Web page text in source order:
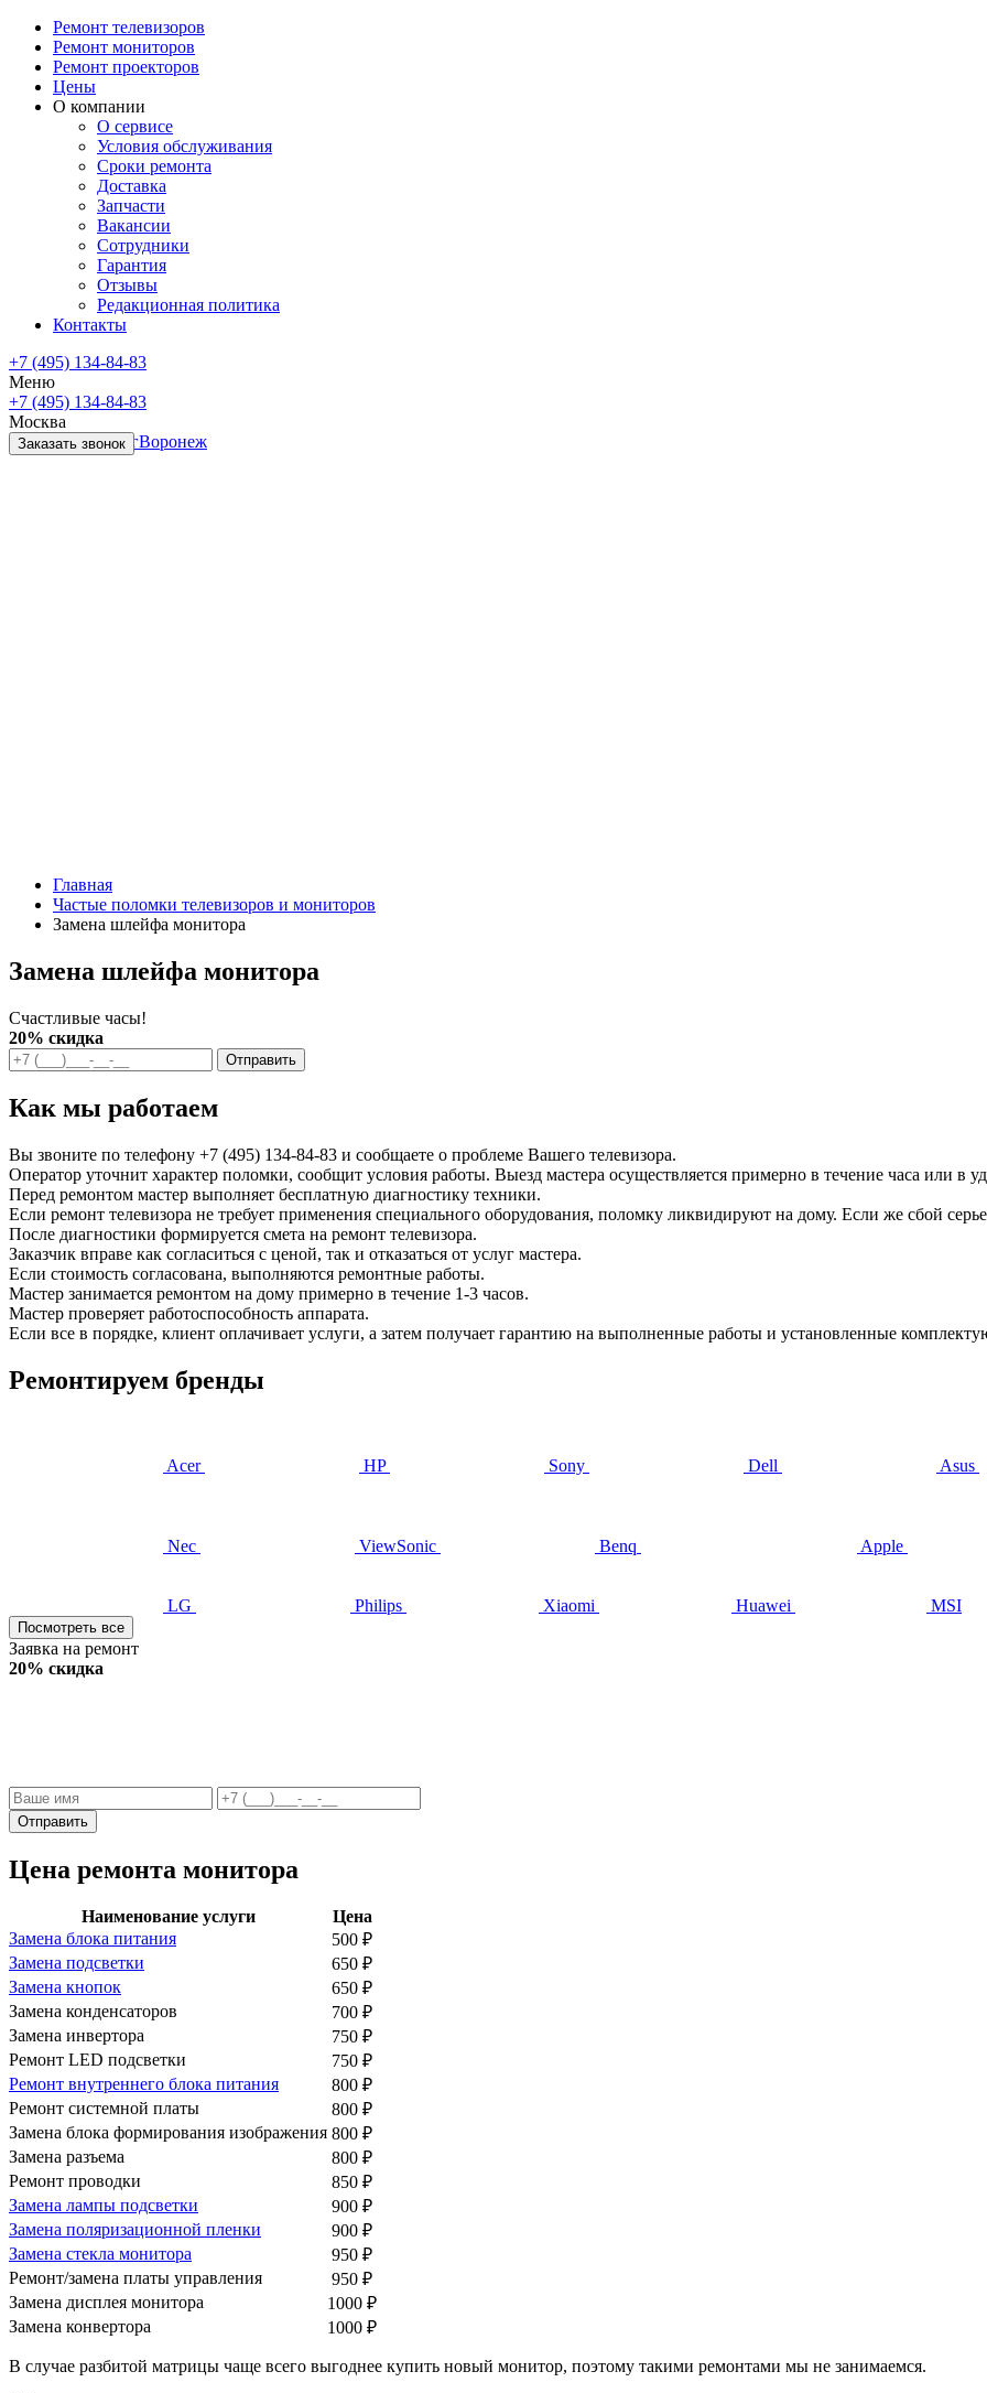
Ремонт телевизоров
Ремонт мониторов
Ремонт проекторов
Цены
О компании
О сервисе
Условия обслуживания
Сроки ремонта
Доставка
Запчасти
Вакансии
Сотрудники
Гарантия
Отзывы
Редакционная политика
Контакты
+7 (495) 134-84-83
Меню
+7 (495) 134-84-83
Москва
Санкт-ПетербургВоронеж
Заказать звонок
Главная
Частые поломки телевизоров и мониторов
Замена шлейфа монитора
Замена шлейфа монитора
Счастливые часы!
20% скидка
Отправить
Как мы работаем
Вы звоните по телефону +7 (495) 134-84-83 и сообщаете о проблеме Вашего телевизора.
Оператор уточнит характер поломки, сообщит условия работы. Выезд мастера осуществляется примерно в течение часа или в
Перед ремонтом мастер выполняет бесплатную диагностику техники.
Если ремонт телевизора не требует применения специального оборудования, поломку ликвидируют на дому. Если же сбой
После диагностики формируется смета на ремонт телевизора.
Заказчик вправе как согласиться с ценой, так и отказаться от услуг мастера.
Если стоимость согласована, выполняются ремонтные работы.
Мастер занимается ремонтом на дому примерно в течение 1-3 часов.
Мастер проверяет работоспособность аппарата.
Если все в порядке, клиент оплачивает услуги, а затем получает гарантию на выполненные работы и установленные
Ремонтируем бренды
Acer HP Sony Dell Asus
Nec ViewSonic Benq Apple
LG Philips Xiaomi Huawei MSI
Посмотреть все
Заявка на ремонт
20% скидка
Отправить
Цена ремонта монитора
Наименование услуги
Цена
Замена блока питания
500 ₽
Замена подсветки
650 ₽
Замена кнопок
650 ₽
Замена конденсаторов
700 ₽
Замена инвертора
750 ₽
Ремонт LED подсветки
750 ₽
Ремонт внутреннего блока питания
800 ₽
Ремонт системной платы
800 ₽
Замена блока формирования изображения 800 ₽
Замена разъема
800 ₽
Ремонт проводки
850 ₽
Замена лампы подсветки
900 ₽
Замена поляризационной пленки
900 ₽
Замена стекла монитора
950 ₽
Ремонт/замена платы управления
950 ₽
Замена дисплея монитора
1000 ₽
Замена конвертора
1000 ₽
В случае разбитой матрицы чаще всего выгоднее купить новый монитор, поэтому такими ремонтами мы не занимаемся.